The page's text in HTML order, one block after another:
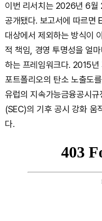
이번 리서치는 2026년 6월
공개됐다. 보고서에 따르면
대상에서 제외하는 방식이
적 책임, 경영 투명성을 얼
하는 프레임워크다. 2015년
포트폴리오의 탄소 노출도
유럽의 지속가능금융공시
(SEC)의 기후 공시 강화 움
다.